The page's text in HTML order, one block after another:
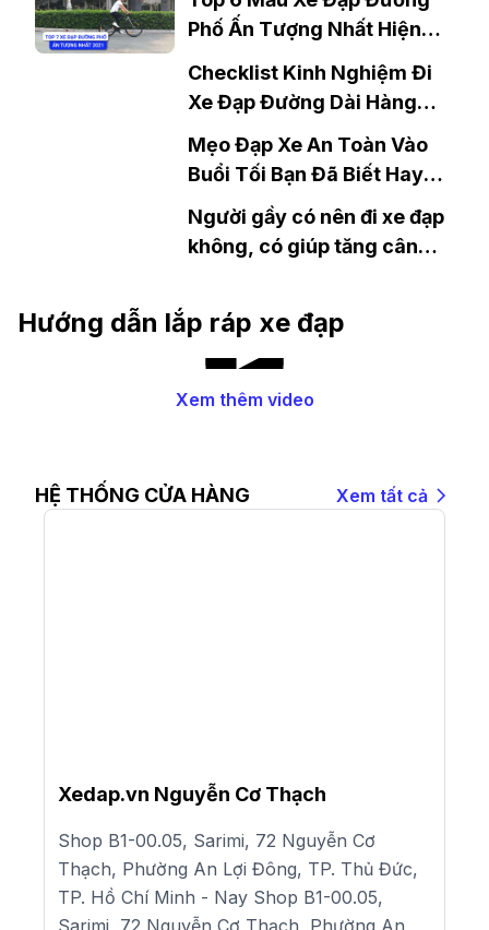
Phố Ấn Tượng Nhất Hiện
Checklist Kinh Nghiệm Đi
Xe Đạp Đường Dài Hàng
Trăm Km
Mẹo Đạp Xe An Toàn Vào
Buổi Tối Bạn Đã Biết Hay
Chưa?
Người gầy có nên đi xe đạp
không, có giúp tăng cân
Hướng dẫn lắp ráp xe đạp
Xem thêm video
HỆ THỐNG CỬA HÀNG Xem tất cả
Xedap.vn Nguyễn Cơ Thạch
Shop B1-00.05, Sarimi, 72 Nguyễn Cơ
Thạch, Phường An Lợi Đông, TP. Thủ Đức,
TP. Hồ Chí Minh - Nay Shop B1-00.05,